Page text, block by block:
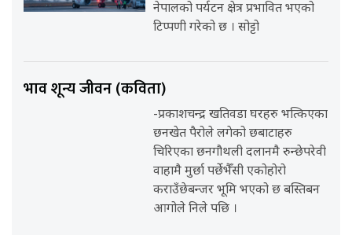
नेपालको पर्यटन क्षेत्र प्रभावित भएको
टिप्पणी गरेको छ । सोट्टो
भाव शून्य जीवन (कविता)
-प्रकाशचन्द्र खतिवडा घरहरु भत्किएका
छनखेत पैरोले लगेको छबाटाहरु
चिरिएका छनगौथली दलानमै रुन्छेपरेवी
वाहामै मुर्छा पर्छेभैँसी एकोहोरो
कराउँछेबन्जर भूमि भएको छ बस्तिबन
आगोले निले पछि ।